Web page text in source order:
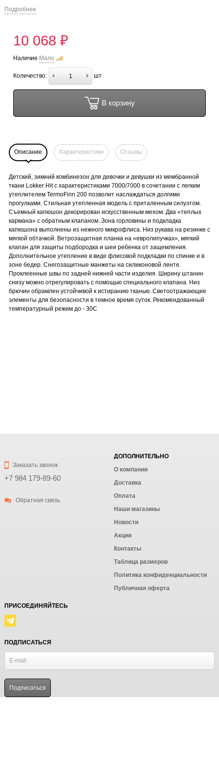
Подробнее
10 068 ₽
Наличие Мало
Количество: шт
В корзину
Описание Характеристики Отзывы
Детский, зимний комбинезон для девочки и девушки из мембранной
ткани Lokker Hit с характеристиками 7000/7000 в сочетании с легким
утеплителем TermoFinn 200 позволит наслаждаться долгими
прогулками. Стильная утепленная модель с приталенным силуэтом.
Съемный капюшон декорирован искусственным мехом. Два «теплых
кармана» с обратным клапаном. Зона горловины и подкладка
капюшона выполнены из нежного микрофлиса. Низ рукава на резинке с
мягкой обтачкой. Ветрозащитная планка на «евролипучках», мягкий
клапан для защиты подбородка и шеи ребенка от защемления.
Дополнительное утепление в виде флисовой подкладки по спинке и в
зоне бедер. Снегозащитные манжеты на силиконовой ленте.
Проклеенные швы по задней нижней части изделия. Ширину штанин
снизу можно отрегулировать с помощью специального клапана. Низ
брючин обрамлен устойчивой к истиранию тканью. Светоотражающие
элементы для безопасности в темное время суток. Рекомендованный
температурный режим до - 30С
Заказать звонок
+7 984 179-89-60
Обратная связь
ДОПОЛНИТЕЛЬНО
О компании
Доставка
Оплата
Наши магазины
Новости
Акции
Контакты
Таблица размеров
Политика конфиденциальности
Публичная оферта
ПРИСОЕДИНЯЙТЕСЬ
ПОДПИСАТЬСЯ